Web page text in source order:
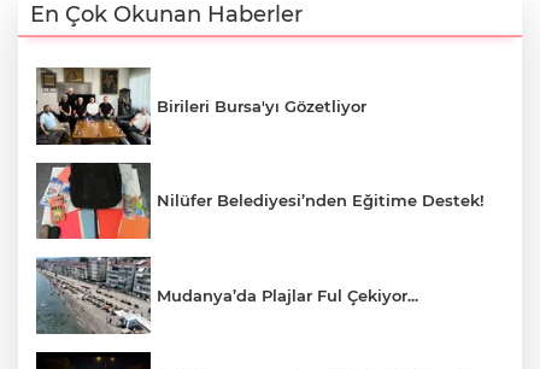
En Çok Okunan Haberler
Birileri Bursa'yı Gözetliyor
Nilüfer Belediyesi’nden Eğitime Destek!
Mudanya’da Plajlar Ful Çekiyor...